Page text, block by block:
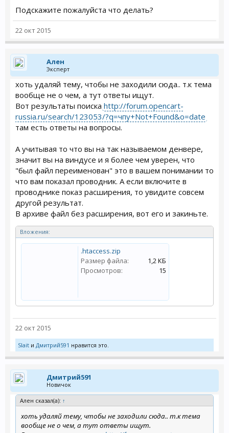
Подскажите пожалуйста что делать?
22 окт 2015
Ален
Эксперт
хоть удаляй тему, чтобы не заходили сюда.. т.к тема
вообще не о чем, а тут ответы ищут.
Вот результаты поиска http://forum.opencart-
russia.ru/search/123053/?q=чпу+Not+Found&o=date
там есть ответы на вопросы.
А учитывая то что вы на так называемом денвере,
значит вы на виндусе и я более чем уверен, что
"был файл переименован" это в вашем понимании то
что вам показал проводник. А если включите в
проводнике показ расширения, то увидите совсем
другой результат.
В архиве файл без расширения, вот его и закиньте.
Вложения:
.htaccess.zip
Размер файла:
1,2 КБ
Просмотров:
15
22 окт 2015
Slait и Дмитрий591 нравится это.
Дмитрий591
Новичок
Ален сказал(а): ↑
хоть удаляй тему, чтобы не заходили сюда.. т.к тема
вообще не о чем, а тут ответы ищут.